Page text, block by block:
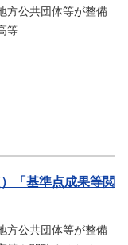
方公共団体等が整備
等
「基準点成果等閲
方公共団体等が整備